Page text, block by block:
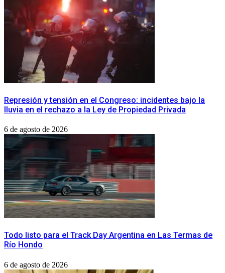
Represión y tensión en el Congreso: incidentes bajo la
lluvia en el rechazo a la Ley de Propiedad Privada
6 de agosto de 2026
Todo listo para el Track Day Argentina en Las Termas de
Río Hondo
6 de agosto de 2026